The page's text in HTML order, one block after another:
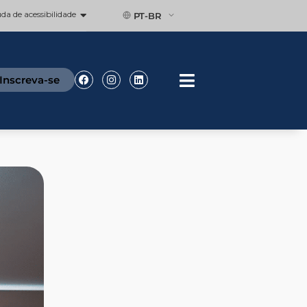
de acessibilidade PT-BR
se Facebook
InstagramLinkedin